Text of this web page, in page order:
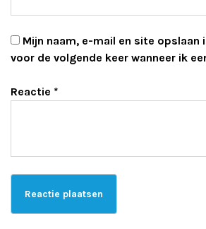
Mijn naam, e-mail en site opslaan
voor de volgende keer wanneer ik
Reactie *